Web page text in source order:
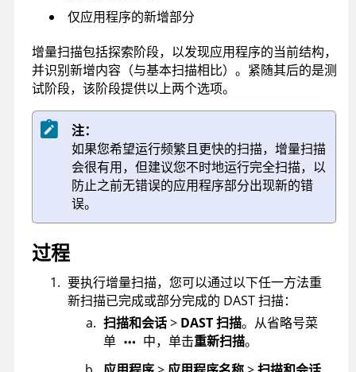
仅应用程序的新增部分
增量扫描包括探索阶段，以发现应用程序的当前结构，
并识别新增内容（与基本扫描相比）。紧随其后的是测
试阶段，该阶段提供以上两个选项。
注：
如果您希望运行频繁且更快的扫描，增量扫描
会很有用，但建议您不时地运行完全扫描，以
防止之前无错误的应用程序部分出现新的错
误。
过程
要执行增量扫描，您可以通过以下任一方法重
新扫描已完成或部分完成的 DAST 扫描：
扫描和会话> DAST 扫描。从省略号菜
单
中，单击重新扫描。